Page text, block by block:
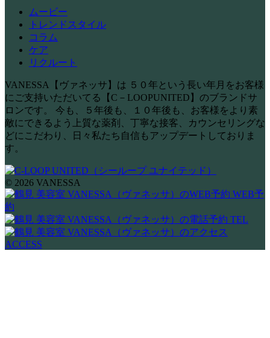
ムービー
トレンドスタイル
コラム
ケア
リクルート
VANESSA【ヴァネッサ】は ５０年という長い年月をお客様
にご支持いただいてる【C－LOOPUNITED】のブランドサ
ロンです。 今も、５年後も、１０年後も、お客様をより素
敵にできるよう上質な薬剤、丁寧な接客、カウンセリングな
どにこだわり、日々私たち自信もアップデートしておりま
す。
© 2026 VANESSA
WEB予
約
TEL
ACCESS